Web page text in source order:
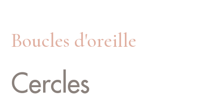
Boucles d'oreille
Cercles